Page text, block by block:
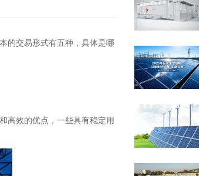
的交易形式有五种，具体是哪
高效的优点，一些具有稳定用